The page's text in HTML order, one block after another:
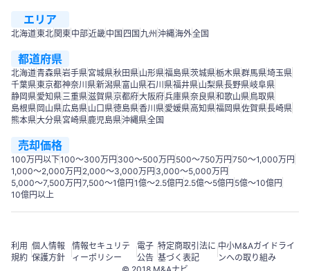
エリア
北海道東北 関東中部近畿中国 四国 九州 沖縄海外全国
都道府県
北海道青森県岩手県宮城県秋田県山形県福島県茨城県栃木県群馬県埼玉県
千葉県東京都神奈川県新潟県富山県石川県福井県山梨県長野県岐阜県
静岡県愛知県三重県滋賀県京都府大阪府兵庫県奈良県和歌山県鳥取県
島根県 岡山県広島県山口県徳島県香川県愛媛県高知県福岡県佐賀県長崎県
熊本県大分県宮崎県鹿児島県沖縄県全国
売却価格
100万円以下100〜300万円 300〜500万円 500～750万円 750〜1,000万円
1,000～2,000万円 2,000～3,000万円 3,000～5,000万円
5,000～7,500万円 7,500～1億円 1億～2.5億円 2.5億～5億円 5億～10億円
10億円以上
利用
規約
個人情報
保護方針
情報セキュリテ
ィーポリシー
電子
公告
特定商取引法に
基づく表記
中小M&Aガイドライ
ンへの取り組み